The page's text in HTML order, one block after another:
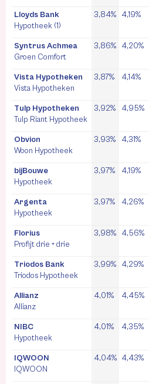
Lloyds Bank
Hypotheek (1)
3,84% 4,19%
Syntrus Achmea
Groen Comfort
3,86% 4,20%
Vista Hypotheken
Vista Hypotheken
3,87% 4,14%
Tulp Hypotheken
Tulp Riant Hypotheek
3,92% 4,95%
Obvion
Woon Hypotheek
3,93% 4,31%
bijBouwe
Hypotheek
3,97% 4,19%
Argenta
Hypotheek
3,97% 4,26%
Florius
Profijt drie + drie
3,98% 4,56%
Triodos Bank
Triodos Hypotheek
3,99% 4,29%
Allianz
Allianz
4,01% 4,45%
NIBC
Hypotheek
4,01% 4,35%
IQWOON
IQWOON
4,04% 4,43%